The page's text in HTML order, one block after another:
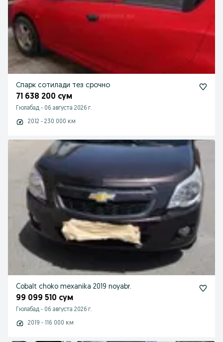
Спарк сотилади тез срочно
71 638 200 сум
Гюлабад - 06 августа 2026 г.
2012 - 230 000 км
Cobalt choko mexanika 2019 noyabr.
99 099 510 сум
Гюлабад - 06 августа 2026 г.
2019 - 116 000 км